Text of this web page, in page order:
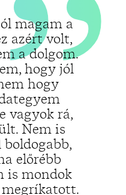
magam a
azért volt,
a dolgom.
hogy jól
hogy
vagyok rá,
Nem is
előrébb
is mondok